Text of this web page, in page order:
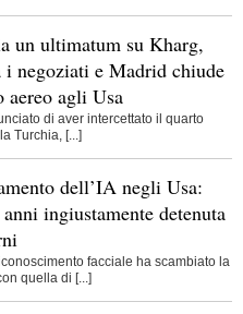
un ultimatum su Kharg,
negoziati e Madrid chiude
aereo agli Usa
di aver intercettato il quarto
Turchia, [...]
dell’IA negli Usa:
ingiustamente detenuta
facciale ha scambiato la
quella di [...]